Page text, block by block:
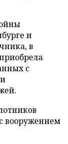
и
в
с
вооружением